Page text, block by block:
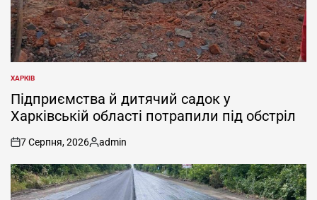
ОПУБЛІКУВАТИ
У
ХАРКІВ
Підприємства й дитячий садок у
Харківській області потрапили під обстріл
on
7 Серпня, 2026
Опубліковано
admin